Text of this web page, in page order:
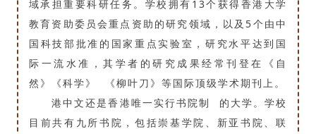
域承担重要科研任务。学校拥有13个获得香港大学
教育资助委员会重点资助的研究领域，以及5个由中
国科技部批准的国家重点实验室，研究水平达到国
际一流水准，其学者的研究成果经常刊登在《自
然》
《科学》
《柳叶刀》等国际顶级学术期刊上。
港中文还是香港唯一实行书院制
的大学。学校
目前共有九所书院，包括崇基学院、新亚书院、联